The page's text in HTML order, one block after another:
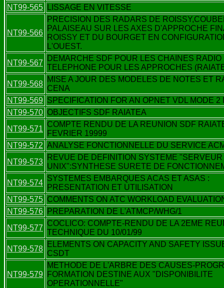
NT99-565
LISSAGE EN VITESSE
NT99-566
PRECISION DES RADARS DE
PALAISEAU SUR LES AXES D'APPROCHE
ROISSY ET DU BOURGET EN
L'OUEST.
NT99-567
DEMARCHE SDF POUR LES CHAINES RADIO
TELEPHONE POUR LES APPROCHES
NT99-568
MISE A JOUR DES MODELES DE NOTES ET
CENA
NT99-569 SPECIFICATION FOR AN OPNET VDL MODE 2
NT99-570 OBJECTIFS SDF RAIATEA
NT99-571
COMPTE RENDU DE LA REUNION SDF
FEVRIER 19999
NT99-572 ANALYSE FONCTIONNELLE DU SERVICE
NT99-573
REVUE DE DEFINITION SYSTEME "SERVEUR
UNIX":SYNTHESE SURETE DE
NT99-574
SYSTEMES EMBARQUES ACAS ET ASAS :
PRESENTATION ET UTILISATION
NT99-575 COMMENTS ON ATC WORKLOAD
NT99-576 PREPARATION DE L'ATMCP/WHG/1
NT99-577
COCLICO: COMPTE-RENDU DE LA 2EME
TECHNIQUE DU 10/01/99
NT99-578
ELEMENTS ON CAPACITY AND SAFETY
CSDT
NT99-579
METHODE DE L'ARBRE DES CAUSES-
FORMATION DESTINE AUX "DISPONIBILITE
OPERATIONNELLE"